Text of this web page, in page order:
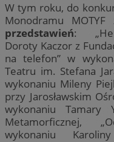
W tym roku, do
Monodramu MOTYF
przedstawień:
Doroty Kaczor z
na telefon” w
Teatru im. Stefana
wykonaniu Mileny
przy Jarosławskim
wykonaniu Tamary
Metamorficznej,
wykonaniu